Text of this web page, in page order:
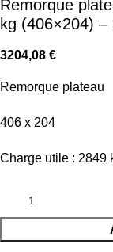
Remorque
kg (406×204) –
3204,08 €
Remorque plateau
406 x 204
Charge utile : 2849